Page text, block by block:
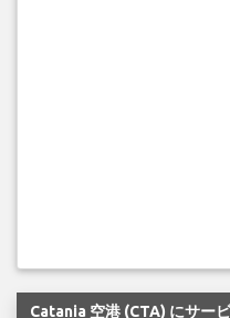
Catania 空港 (CTA) にサー